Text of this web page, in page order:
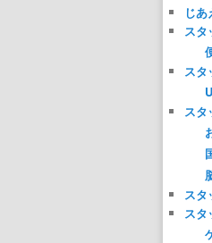
じ
ス
ス
ス
ス
ス